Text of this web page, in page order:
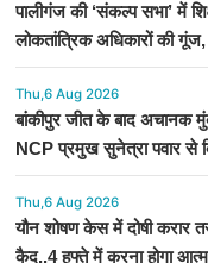
पालीगंज की ‘संकल्प सभा’ में
लोकतांत्रिक अधिकारों की गूंज,
युवाओं के संघर्ष के साथ है माले
Thu,6 Aug 2026
बांकीपुर जीत के बाद अचानक
NCP प्रमुख सुनेत्रा पवार से
Thu,6 Aug 2026
यौन शोषण केस में दोषी करार
कैद..4 हफ्ते में करना होगा